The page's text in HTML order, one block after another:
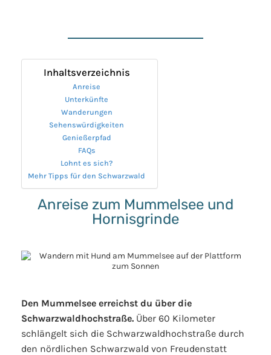
Inhaltsverzeichnis
Anreise
Unterkünfte
Wanderungen
Sehenswürdigkeiten
Genießerpfad
FAQs
Lohnt es sich?
Mehr Tipps für den Schwarzwald
Anreise zum Mummelsee und
Hornisgrinde
Den Mummelsee erreichst du über die
Schwarzwaldhochstraße. Über 60 Kilometer
schlängelt sich die Schwarzwaldhochstraße durch
den nördlichen Schwarzwald von Freudenstatt